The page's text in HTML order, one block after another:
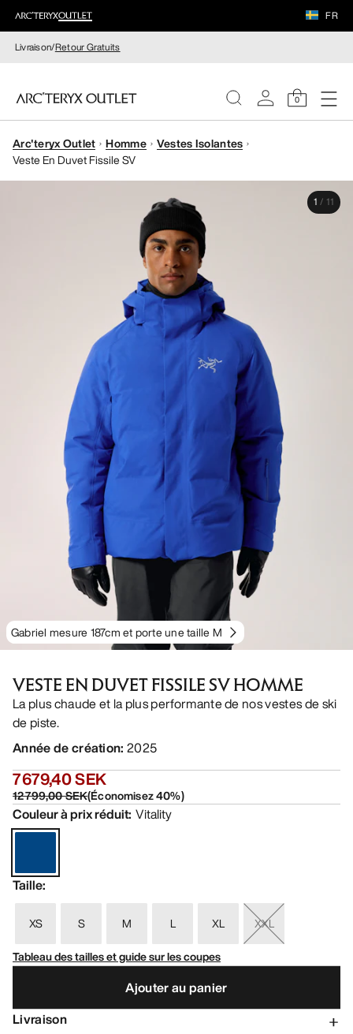
FR
Livraison/Retour Gratuits
0
FEMME
Arc'teryx Outlet Homme
Vestes Isolantes
Veste En Duvet Fissile SV
Gabriel mesure 187cm et porte une taille M
1 / 11
VESTE EN DUVET FISSILE SV HOMME
La plus chaude et la plus performante de nos vestes de ski
de piste.
Année de création: 2025
7 679,40 SEK
12 799,00 SEK(Économisez40%)
Couleur à prix réduit: Vitality
Taille:
XS S M L XL
XXL
Tableau des tailles et guide sur les coupes
Ajouter au panier
Livraison